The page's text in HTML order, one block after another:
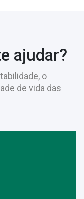
ajudar?
o
de vida das